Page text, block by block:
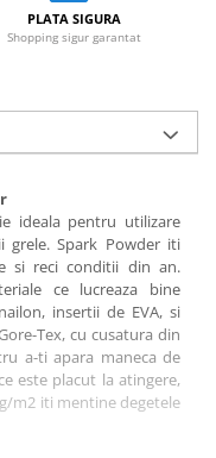
PLATA SIGURA
Shopping sigur garantat
ideala pentru utilizare
Spark Powder iti
si reci conditii din an.
ce lucreaza bine
insertii de EVA, si
Tex, cu cusatura din
a-ti apara maneca de
este placut la atingere,
m2 iti mentine degetele